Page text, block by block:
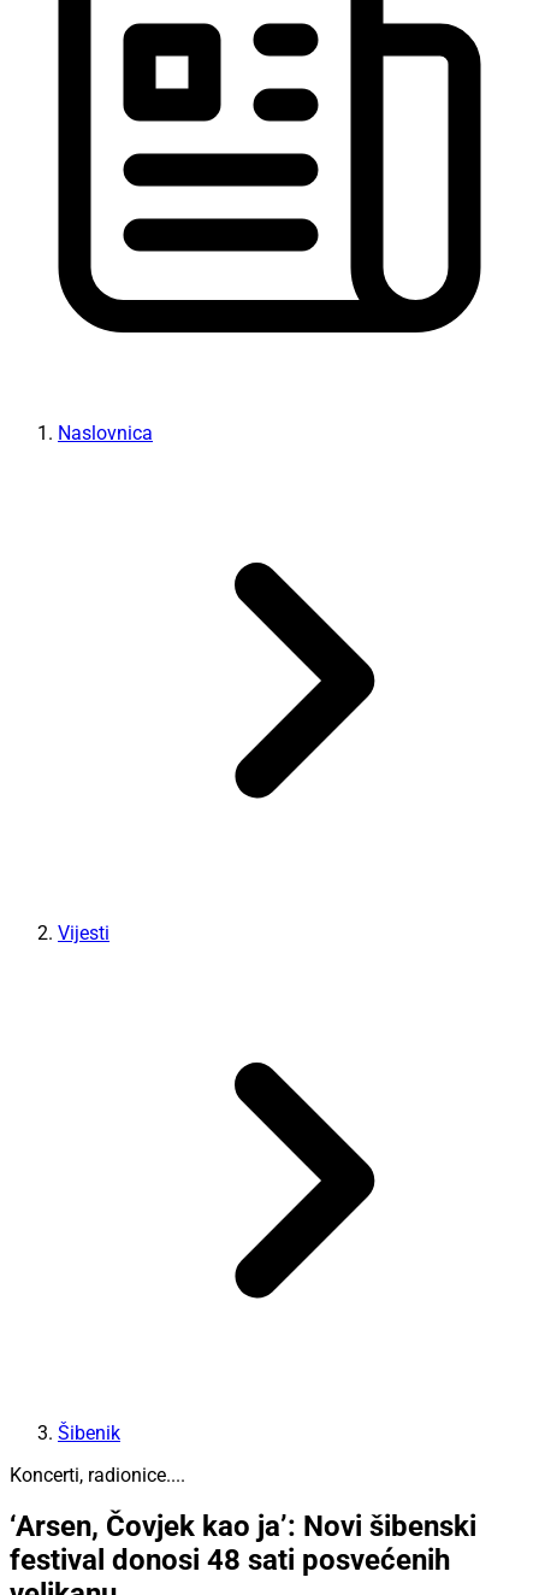
Naslovnica
Vijesti
Šibenik
Koncerti, radionice....
‘Arsen, Čovjek kao ja’: Novi šibenski
festival donosi 48 sati posvećenih